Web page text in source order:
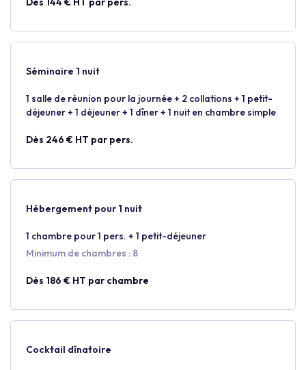
Séminaire 1 nuit
1 salle de réunion pour la journée + 2 collations + 1 petit-
déjeuner + 1 déjeuner + 1 dîner + 1 nuit en chambre simple
Dès 246 € HT par pers.
Hébergement pour 1 nuit
1 chambre pour 1 pers. + 1 petit-déjeuner
Minimum de chambres : 8
Dès 186 € HT par chambre
Cocktail dînatoire